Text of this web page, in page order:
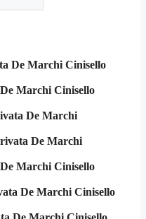
De Marchi Cinisello
Marchi Cinisello
De Marchi
De Marchi
Marchi Cinisello
De Marchi Cinisello